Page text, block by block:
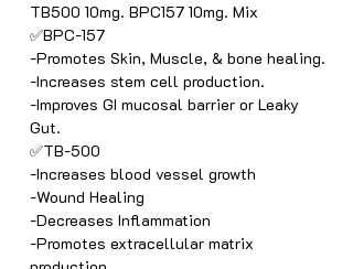
TB500 10mg. BPC157 10mg. Mix
✅BPC-157
-Promotes Skin, Muscle, & bone healing.
-Increases stem cell production.
-Improves GI mucosal barrier or Leaky
Gut.
✅TB-500
-Increases blood vessel growth
-Wound Healing
-Decreases Inflammation
-Promotes extracellular matrix